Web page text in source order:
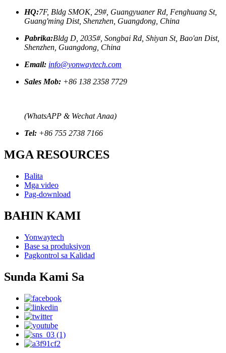
HQ:7F, Bldg SMOK, 29#, Guangyuaner Rd, Fenghuang St,
Guang'ming Dist, Shenzhen, Guangdong, China
Pabrika:Bldg D, 2035#, Songbai Rd, Shiyan St, Bao'an Dist,
Shenzhen, Guangdong, China
Email: info@yonwaytech.com
Sales Mob: +86 138 2358 7729
(WhatsAPP & Wechat Anaa)
Tel: +86 755 2738 7166
MGA RESOURCES
Balita
Mga video
Pag-download
BAHIN KAMI
Yonwaytech
Base sa produksiyon
Pagkontrol sa Kalidad
Sunda Kami Sa